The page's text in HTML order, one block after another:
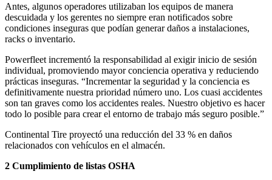
Antes, algunos operadores utilizaban los equipos de manera
descuidada y los gerentes no siempre eran notificados sobre
condiciones inseguras que podían generar daños a instalaciones,
racks o inventario.
Powerfleet incrementó la responsabilidad al exigir inicio de sesión
individual, promoviendo mayor conciencia operativa y reduciendo
prácticas inseguras. “Incrementar la seguridad y la conciencia es
definitivamente nuestra prioridad número uno. Los cuasi accidentes
son tan graves como los accidentes reales. Nuestro objetivo es hacer
todo lo posible para crear el entorno de trabajo más seguro posible.”
Continental Tire proyectó una reducción del 33 % en daños
relacionados con vehículos en el almacén.
2 Cumplimiento de listas OSHA